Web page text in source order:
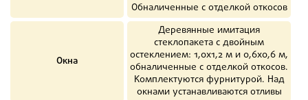
Обналиченные с отделкой откосов
Окна
Деревянные имитация
стеклопакета с двойным
остеклением: 1,0х1,2 м и 0,6х0,6 м,
обналиченные с отделкой откосов.
Комплектуются фурнитурой. Над
окнами устанавливаются отливы